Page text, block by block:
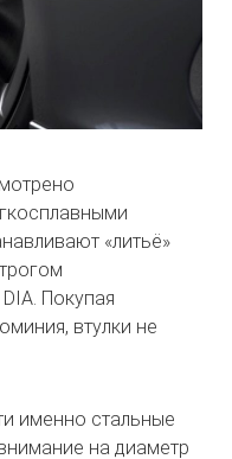
«литьё»
Покупая
втулки не
именно стальные
на диаметр